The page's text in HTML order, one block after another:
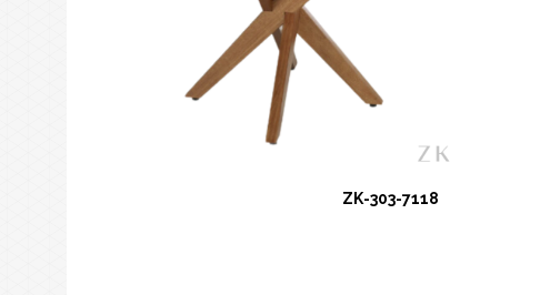
ZK-303-7118